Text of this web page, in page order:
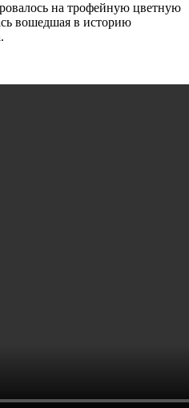
на трофейную цветную
вошедшая в историю